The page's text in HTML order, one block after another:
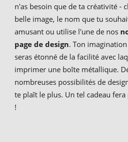
n'as besoin que de ta créativité -
belle image, le nom que tu
amusant ou utilise l'une de nos
page de design. Ton
seras étonné de la facilité avec
imprimer une boîte métallique.
nombreuses possibilités de
te plaît le plus. Un tel cadeau
!